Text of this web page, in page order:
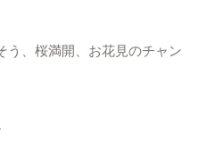
う、桜満開、お花見のチャン